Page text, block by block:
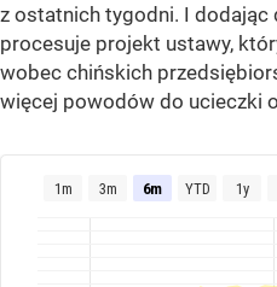
z ostatnich tygodni. I dodając
procesuje projekt ustawy,
wobec chińskich
więcej powodów do ucieczki